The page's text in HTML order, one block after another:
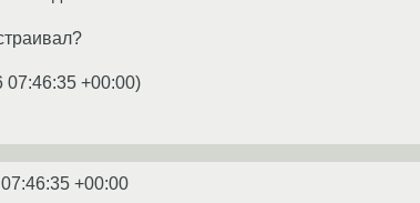
07:46:35 +00:00)
+00:00